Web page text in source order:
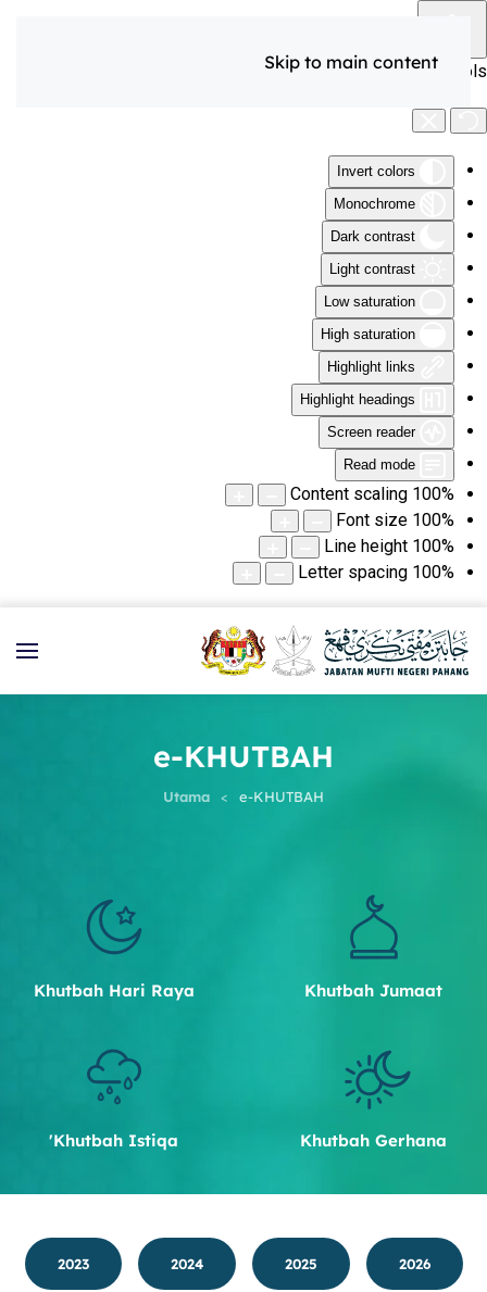
Accessibility Tools
Invert colors
Monochrome
Dark contrast
Light contrast
Low saturation
High saturation
Highlight links
Highlight headings
Screen reader
Read mode
Content scaling 100%
Font size 100%
Line height 100%
Letter spacing 100%
Skip to main content
e-KHUTBAH
Utama e-KHUTBAH
Khutbah Jumaat
Khutbah Hari Raya
Khutbah Gerhana
Khutbah Istiqa'
2026
2025
2024
2023